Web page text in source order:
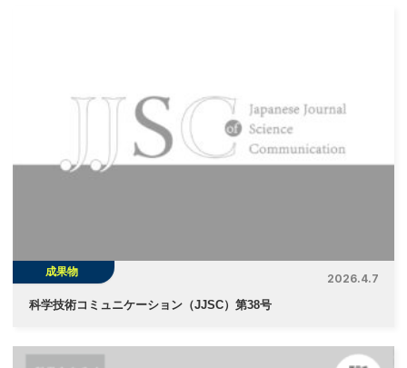
成果物
2026.4.7
科学技術コミュニケーション（JJSC）第38号